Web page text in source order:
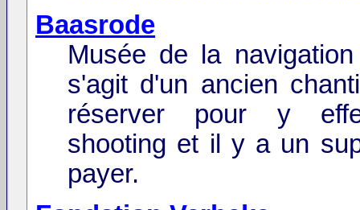
Baasrode
Musée de la
s'agit d'un ancien
réserver pour y
shooting et il y a un
payer.